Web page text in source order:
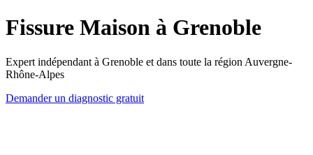
Fissure Maison à Grenoble
Expert indépendant à Grenoble et dans toute la région Auvergne-
Rhône-Alpes
Demander un diagnostic gratuit